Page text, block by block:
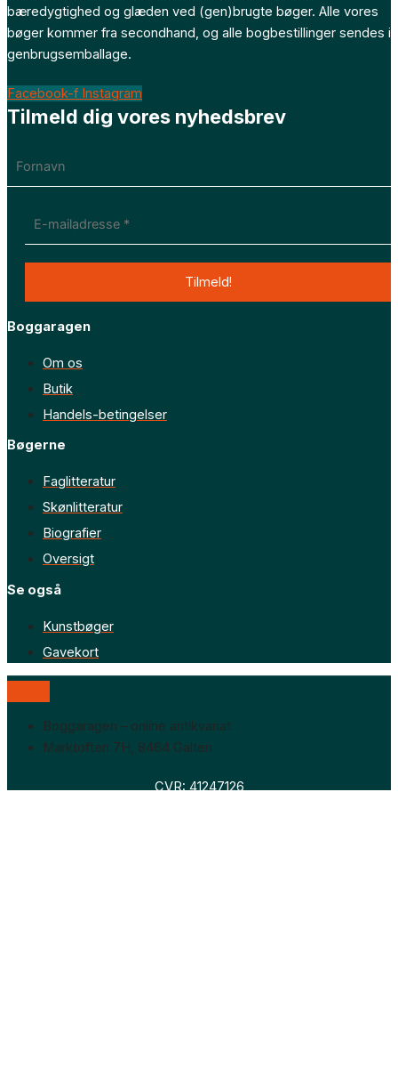
bæredygtighed og glæden ved (gen)brugte bøger. Alle vores
bøger kommer fra secondhand, og alle bogbestillinger sendes i
genbrugsemballage.
Facebook-f Instagram
Tilmeld dig vores nyhedsbrev
Boggaragen
Om os
Butik
Handels-betingelser
Bøgerne
Faglitteratur
Skønlitteratur
Biografier
Oversigt
Se også
Kunstbøger
Gavekort
Boggaragen – online antikvariat
Marktoften 7H, 8464 Galten
CVR: 41247126